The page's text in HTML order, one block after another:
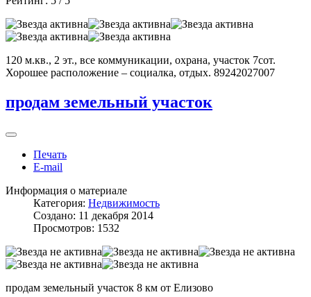
120 м.кв., 2 эт., все коммуникации, охрана, участок 7сот.
Хорошее расположение – социалка, отдых. 89242027007
продам земельный участок
Печать
E-mail
Информация о материале
Категория: Недвижимость
Создано: 11 декабря 2014
Просмотров: 1532
продам земельный участок 8 км от Елизово